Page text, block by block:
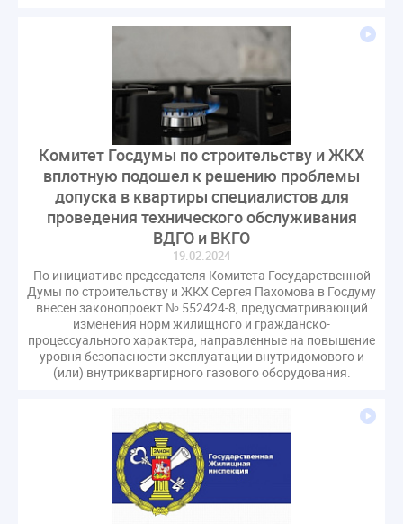
Стратегия развития ЖКХ 2030
Требования
арендатор
вентиляционные каналы
внеплановые проверки
гарантийная управляющая компания
гарантирующие управляющие организации
госпошлина
демоэкзамен
депутаты
дисквалификация
документ
жалобы
закон о банкротстве
изменения в ЖК РФ
изменения в Положение
индексация
индикаторы риска
кадры
категория риска
квалифэкзамен
кворум ОСС
коммунальные ресурсы
коррупция
неосновательное обогащение
непредвиденные расходы
нормотворчество
общедомовое имущество
общедомовой прибор учета
общее собрание
Комитет Госдумы по строительству и ЖКХ
вплотную подошел к решению проблемы
допуска в квартиры специалистов для
проведения технического обслуживания
ВДГО и ВКГО
19.02.2024
По инициативе председателя Комитета Государственной
Думы по строительству и ЖКХ Сергея Пахомова в Госдуму
внесен законопроект № 552424-8, предусматривающий
изменения норм жилищного и гражданско-
процессуального характера, направленные на повышение
уровня безопасности эксплуатации внутридомового и
(или) внутриквартирного газового оборудования.